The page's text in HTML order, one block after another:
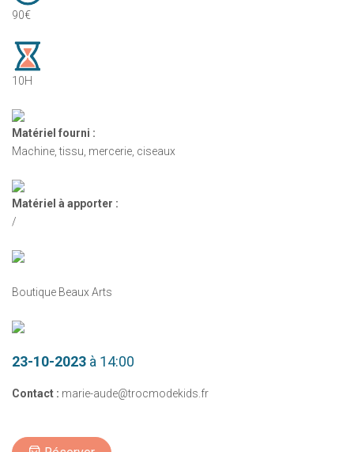
90€
10H
Matériel fourni :
Machine, tissu, mercerie, ciseaux
Matériel à apporter :
/
Boutique Beaux Arts
23-10-2023 à 14:00
Contact : marie-aude@trocmodekids.fr